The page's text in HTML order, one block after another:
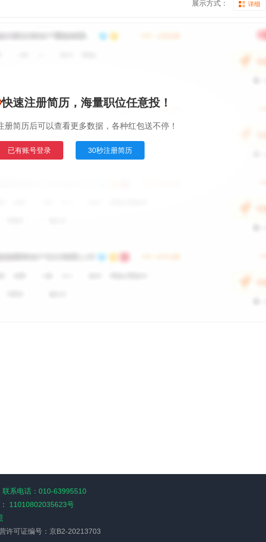
展示方式： 详细
快速注册简历，海量职位任意投！
册简历后可以查看更多数据，各种红包送不停！
已有账号登录 30秒注册简历
联系电话：010-63995510
11010802035623号
许可证编号：京B2-20213703